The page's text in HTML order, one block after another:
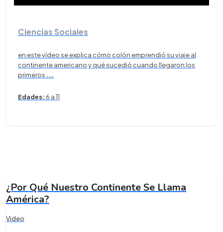
Ciencias Sociales
en este vídeo se explica cómo colón emprendió su viaje al
continente americano y qué sucedió cuando llegaron los
primeros ...
Edades: 6 a 11
¿Por Qué Nuestro Continente Se Llama
América?
Video